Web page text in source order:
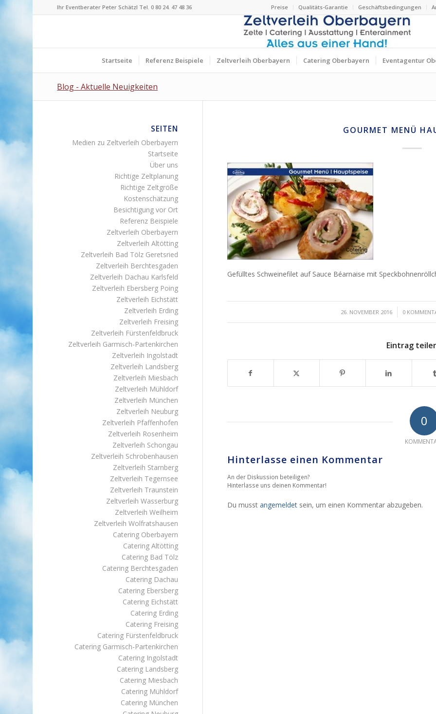
Preise Qualitäts-Garantie Geschäftsbedingungen
Ihr Eventberater Peter Schätzl Tel. 0 80 24. 47 48 36
Startseite Referenz Beispiele Zeltverleih Oberbayern Catering Oberbayern Eventagentur
Blog - Aktuelle Neuigkeiten
GOURMET MENÜ
Gefülltes Schweinefilet auf Sauce Béarnaise mit
26. NOVEMBER 2016
/ 0 /
Eintrag
0
Hinterlasse einen Kommentar
An der Diskussion beteiligen?
Hinterlasse uns deinen Kommentar!
Du musst angemeldetsein, um einen Kommentar abzugeben.
SEITEN
Medien zu Zeltverleih Oberbayern
Startseite
Über uns
Richtige Zeltplanung
Richtige Zeltgröße
Kostenschätzung
Besichtigung vor Ort
Referenz Beispiele
Zeltverleih Oberbayern
Zeltverleih Altötting
Zeltverleih Bad Tölz Geretsried
Zeltverleih Berchtesgaden
Zeltverleih Dachau Karlsfeld
Zeltverleih Ebersberg Poing
Zeltverleih Eichstätt
Zeltverleih Erding
Zeltverleih Freising
Zeltverleih Fürstenfeldbruck
Zeltverleih Garmisch-Partenkirchen
Zeltverleih Ingolstadt
Zeltverleih Landsberg
Zeltverleih Miesbach
Zeltverleih Mühldorf
Zeltverleih München
Zeltverleih Neuburg
Zeltverleih Pfaffenhofen
Zeltverleih Rosenheim
Zeltverleih Schongau
Zeltverleih Schrobenhausen
Zeltverleih Starnberg
Zeltverleih Tegernsee
Zeltverleih Traunstein
Zeltverleih Wasserburg
Zeltverleih Weilheim
Zeltverleih Wolfratshausen
Catering Oberbayern
Catering Altötting
Catering Bad Tölz
Catering Berchtesgaden
Catering Dachau
Catering Ebersberg
Catering Eichstätt
Catering Erding
Catering Freising
Catering Fürstenfeldbruck
Catering Garmisch-Partenkirchen
Catering Ingolstadt
Catering Landsberg
Catering Miesbach
Catering Mühldorf
Catering München